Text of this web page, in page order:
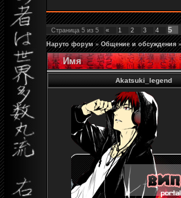
Страница 5 из 5 « 1 2 3 4 5
Наруто форум » Общение и обсуждения »
Имя
Akatsuki_legend